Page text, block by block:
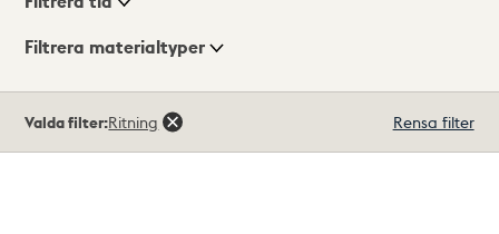
Visningsläge
Filtrera materialtyper
träffar
Valda filter:Ritning Rensa filter